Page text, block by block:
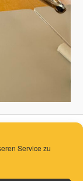
Service zu